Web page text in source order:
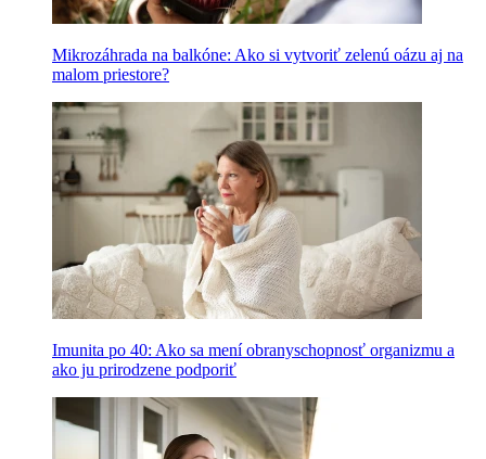
Mikrozáhrada na balkóne: Ako si vytvoriť zelenú oázu aj na
malom priestore?
Imunita po 40: Ako sa mení obranyschopnosť organizmu a
ako ju prirodzene podporiť